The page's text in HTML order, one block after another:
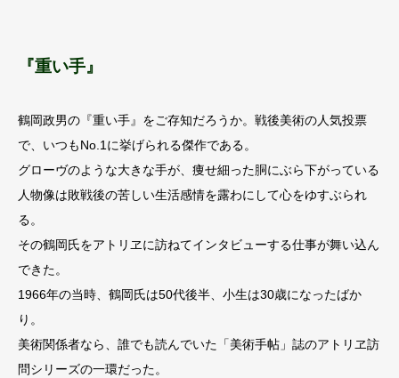
『重い手』
鶴岡政男の『重い手』をご存知だろうか。戦後美術の人気投票
で、いつもNo.1に挙げられる傑作である。
グローヴのような大きな手が、痩せ細った胴にぶら下がっている
人物像は敗戦後の苦しい生活感情を露わにして心をゆすぶられ
る。
その鶴岡氏をアトリヱに訪ねてインタビューする仕事が舞い込ん
できた。
1966年の当時、鶴岡氏は50代後半、小生は30歳になったばか
り。
美術関係者なら、誰でも読んでいた「美術手帖」誌のアトリヱ訪
問シリーズの一環だった。